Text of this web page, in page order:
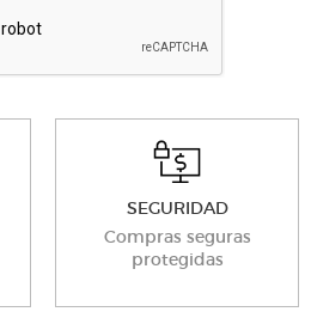
SEGURIDAD
Compras seguras
protegidas